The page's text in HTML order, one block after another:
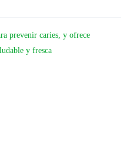
prevenir caries, y ofrece
y fresca